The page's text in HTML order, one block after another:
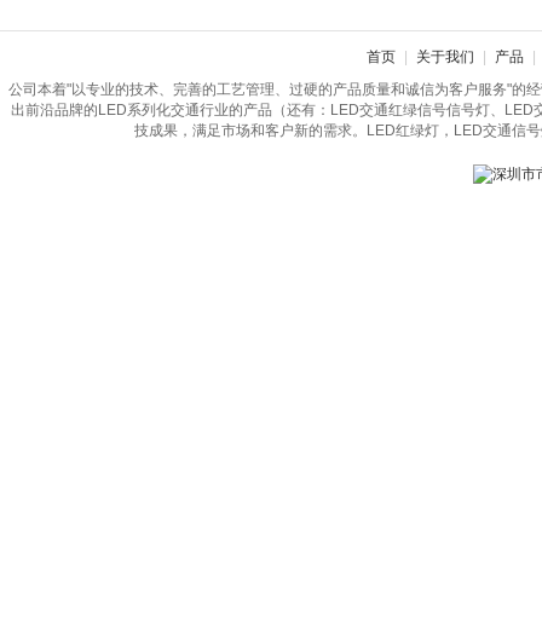
首页 关于我们 产品
公司本着"以专业的技术、完善的工艺管理、过硬的产品质量和诚信为客户服务"的
出前沿品牌的LED系列化交通行业的产品（还有：LED交通红绿信号信号灯、
技成果，满足市场和客户新的需求。LED红绿灯，LED交通信